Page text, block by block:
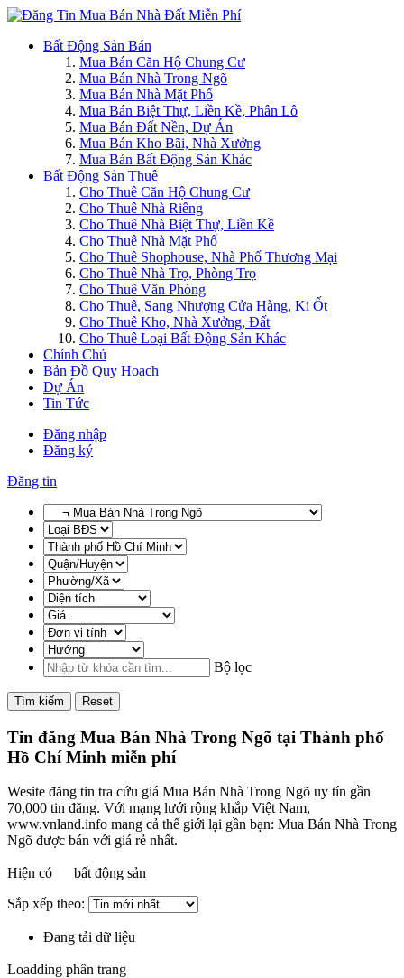
Bất Động Sản Bán
Mua Bán Căn Hộ Chung Cư
Mua Bán Nhà Trong Ngõ
Mua Bán Nhà Mặt Phố
Mua Bán Biệt Thự, Liền Kề, Phân Lô
Mua Bán Đất Nền, Dự Án
Mua Bán Kho Bãi, Nhà Xưởng
Mua Bán Bất Động Sản Khác
Bất Động Sản Thuê
Cho Thuê Căn Hộ Chung Cư
Cho Thuê Nhà Riêng
Cho Thuê Nhà Biệt Thự, Liền Kề
Cho Thuê Nhà Mặt Phố
Cho Thuê Shophouse, Nhà Phố Thương Mại
Cho Thuê Nhà Trọ, Phòng Trọ
Cho Thuê Văn Phòng
Cho Thuê, Sang Nhượng Cửa Hàng, Ki Ốt
Cho Thuê Kho, Nhà Xưởng, Đất
Cho Thuê Loại Bất Động Sản Khác
Chính Chủ
Bản Đồ Quy Hoạch
Dự Án
Tin Tức
Đăng nhập
Đăng ký
Đăng tin
Bộ lọc
Tìm kiếm Reset
Tin đăng Mua Bán Nhà Trong Ngõ tại Thành phố
Hồ Chí Minh miễn phí
Wesite đăng tin tra cứu giá Mua Bán Nhà Trong Ngõ uy tín gần
70,000 tin đăng. Với mạng lưới rộng khắp Việt Nam,
www.vnland.info mang cả thế giới lại gần bạn: Mua Bán Nhà Trong
Ngõ được bán với giá rẻ nhất.
Hiện có
bất động sản
Sắp xếp theo:
Đang tải dữ liệu
Loadding phân trang